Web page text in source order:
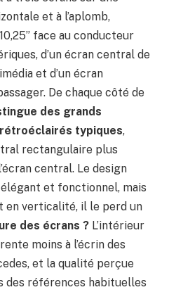
et à l’aplomb,
face au conducteur
d’un écran central de
et d’un écran
De chaque côté de
des grands
typiques,
rectangulaire plus
central. Le design
et fonctionnel, mais
en verticalité, il le perd un
des écrans ? L’intérieur
moins à l’écrin des
et la qualité perçue
des références habituelles